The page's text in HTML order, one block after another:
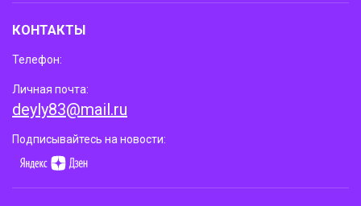
КОНТАКТЫ
Телефон:
Личная почта:
deyly83@mail.ru
Подписывайтесь на новости: